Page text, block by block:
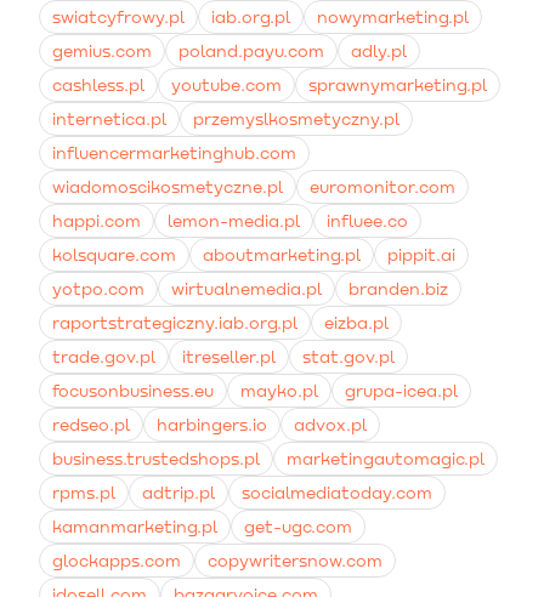
odpowiednim wynagrodzeniem twórcy lub opłatą
platformy pośredniczącej.
swiatcyfrowy.pl iab.org.pl
nowymarketing.pl
gemius.com
poland.payu.com
adly.pl
cashless.pl
youtube.com
sprawnymarketing.pl
internetica.pl
przemyslkosmetyczny.pl
influencermarketinghub.com
wiadomoscikosmetyczne.pl
euromonitor.com
happi.com
lemon-media.pl
influee.co
kolsquare.com
aboutmarketing.pl
pippit.ai
yotpo.com
wirtualnemedia.pl
branden.biz
raportstrategiczny.iab.org.pl
eizba.pl
trade.gov.pl
itreseller.pl
stat.gov.pl
focusonbusiness.eu
mayko.pl
grupa-icea.pl
redseo.pl
harbingers.io
advox.pl
business.trustedshops.pl
marketingautomagic.pl
rpms.pl
adtrip.pl
socialmediatoday.com
kamanmarketing.pl
get-ugc.com
glockapps.com
copywritersnow.com